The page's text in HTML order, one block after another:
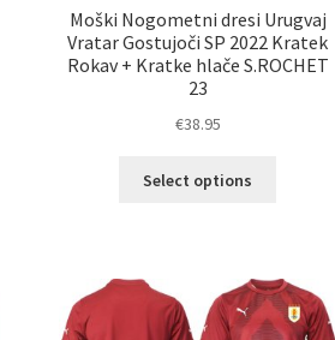
Moški Nogometni dresi Urugvaj
Vratar Gostujoči SP 2022 Kratek
Rokav + Kratke hlače S.ROCHET
23
€38.95
Select options
različic.
Možnosti
lahko